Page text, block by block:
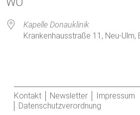
Kapelle Donauklinik
Krankenhausstraße 11, Neu-Ulm,
Kontakt Newsletter
Impressum
Datenschutzverordnung